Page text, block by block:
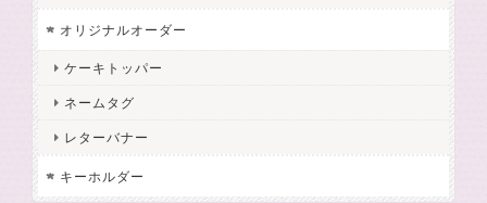
オリジナルオーダー
ケーキトッパー
ネームタグ
レターバナー
キーホルダー